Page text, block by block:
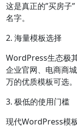
这是真正的”买房子
名字。
2. 海量模板选择
WordPress生态极
企业官网、电商商
万的优质模板可选。
3. 极低的使用门槛
现代WordPress模